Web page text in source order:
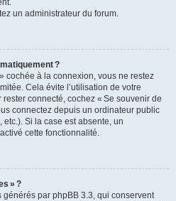
un administrateur du forum.
?
cochée à la connexion, vous ne restez
Cela évite l’utilisation de votre
rester connecté, cochez « Se souvenir de
connectez depuis un ordinateur public
Si la case est absente, un
cette fonctionnalité.
» ?
par phpBB 3.3, qui conservent